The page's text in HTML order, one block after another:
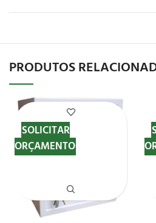
PRODUTOS
SOLICITAR
ORÇAMENTO